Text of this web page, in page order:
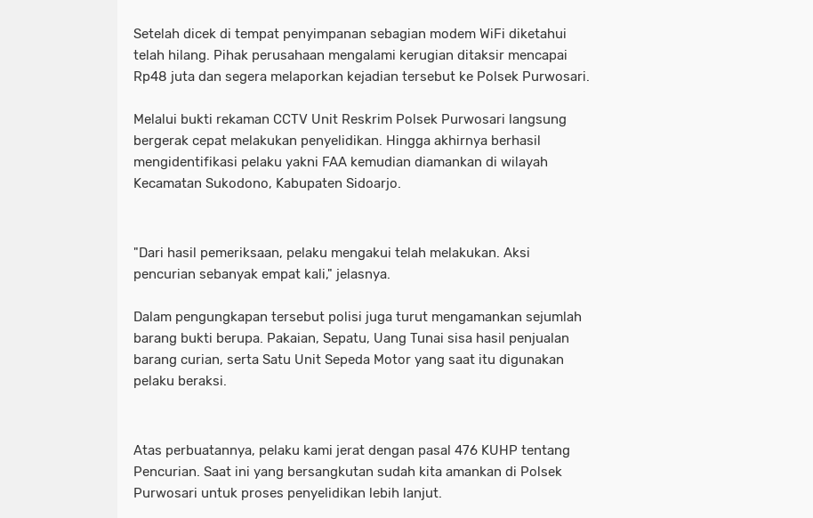
Setelah dicek di tempat penyimpanan sebagian modem WiFi diketahui
telah hilang. Pihak perusahaan mengalami kerugian ditaksir mencapai
Rp48 juta dan segera melaporkan kejadian tersebut ke Polsek Purwosari.
Melalui bukti rekaman CCTV Unit Reskrim Polsek Purwosari langsung
bergerak cepat melakukan penyelidikan. Hingga akhirnya berhasil
mengidentifikasi pelaku yakni FAA kemudian diamankan di wilayah
Kecamatan Sukodono, Kabupaten Sidoarjo.
"Dari hasil pemeriksaan, pelaku mengakui telah melakukan. Aksi
pencurian sebanyak empat kali," jelasnya.
Dalam pengungkapan tersebut polisi juga turut mengamankan sejumlah
barang bukti berupa. Pakaian, Sepatu, Uang Tunai sisa hasil penjualan
barang curian, serta Satu Unit Sepeda Motor yang saat itu digunakan
pelaku beraksi.
Atas perbuatannya, pelaku kami jerat dengan pasal 476 KUHP tentang
Pencurian. Saat ini yang bersangkutan sudah kita amankan di Polsek
Purwosari untuk proses penyelidikan lebih lanjut.